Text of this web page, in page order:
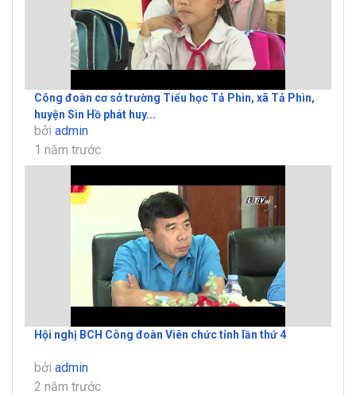
Công đoàn cơ sở trường Tiểu học Tả Phìn, xã Tả Phìn,
huyện Sìn Hồ phát huy...
bởi admin
1 năm trước
Hội nghị BCH Công đoàn Viên chức tỉnh lần thứ 4
bởi admin
2 năm trước